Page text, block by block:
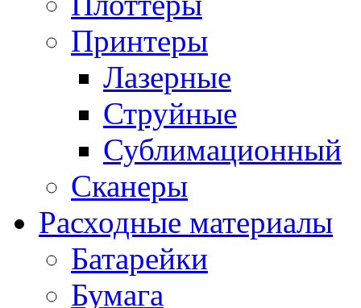
Принтеры
Лазерные
Струйные
Сублимационный
Сканеры
Расходные материалы
Батарейки
Бумага